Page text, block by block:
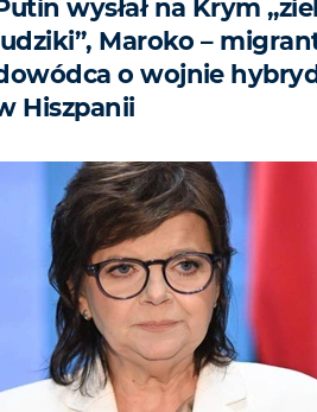
wysłał na Krym
Maroko –
o wojnie
Hiszpanii